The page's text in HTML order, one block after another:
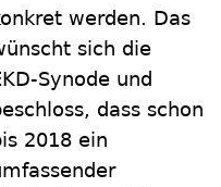
werden. Das
sich die
Synode und
dass schon
2018 ein